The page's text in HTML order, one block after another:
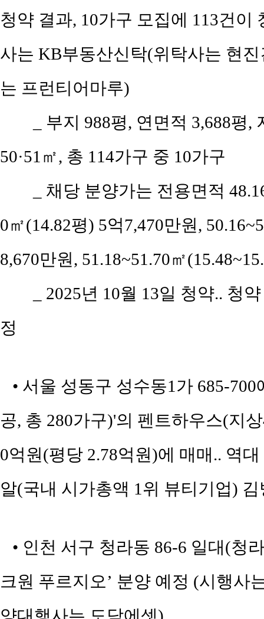
청약 결과, 10가구 모집에 113건이
사는 KB부동산신탁(위탁사는 현
는 프런티어마루)
_ 부지 988평, 연면적 3,688평
50·51㎡, 총 114가구 중 10가구
_ 채당 분양가는 전용면적
0㎡(14.82평) 5억7,470만원,
8,670만원, 51.18~51.70㎡
_ 2025년 10월 13일 청약.. 청
정
• 서울 성동구 성수동1가 685-
공, 총 280가구)'의 펜트하우스(지
0억원(평당 2.78억원)에 매매.. 역
알(국내 시가총액 1위 뷰티기업)
• 인천 서구 청라동 86-6 일대(청
크원 푸르지오’ 분양 예정 (시행사